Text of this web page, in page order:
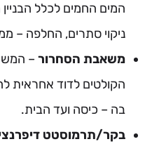
המים החמים לכלל
ניקוי סתרים, החלפה –
משאבת הסחרור –
הקולטים לדוד
בה – כיסה ועד הבית.
בקר/תרמוסטט